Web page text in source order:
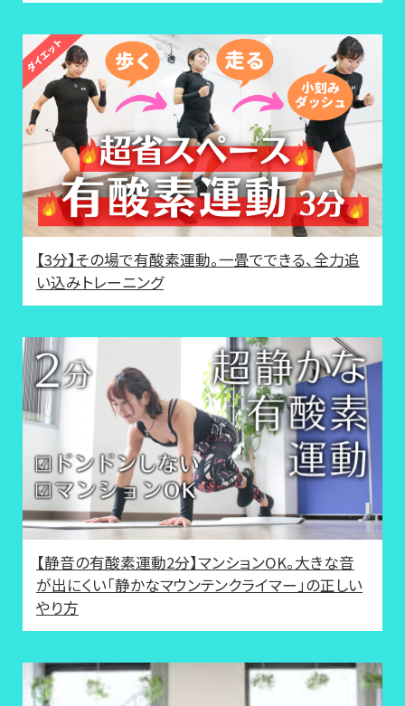
【3分】その場で有酸素運動。一畳でできる、全力追
い込みトレーニング
【静音の有酸素運動2分】マンションOK。大きな音
が出にくい「静かなマウンテンクライマー」の正しい
やり方